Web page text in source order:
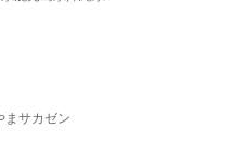
ま サカゼン